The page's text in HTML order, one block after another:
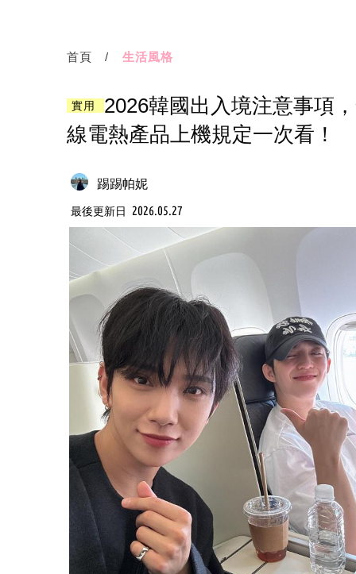
首頁 生活風格
實用
2026韓國出入境注意事項
線電熱產品上機規定一次看！
踢踢帕妮
最後更新日 2026.05.27